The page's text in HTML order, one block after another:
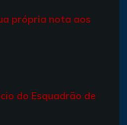
própria nota aos
do Esquadrão de